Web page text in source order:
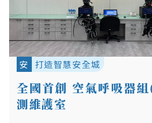
安 打造智慧安全城
全國首創 空氣呼吸器
測維護室